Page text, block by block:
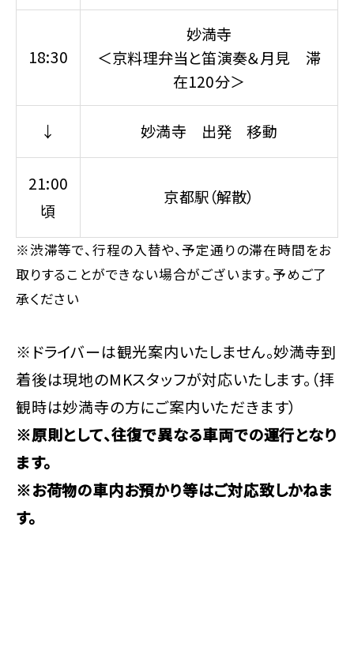
18:30
妙満寺
＜京料理弁当と笛演奏＆月見 滞
在120分＞
↓ 妙満寺 出発 移動
21:00
頃
京都駅（解散）
※渋滞等で、行程の入替や、予定通りの滞在時間をお
取りすることができない場合がございます。予めご了
承ください
※ドライバーは観光案内いたしません。妙満寺到
着後は現地のMKスタッフが対応いたします。（拝
観時は妙満寺の方にご案内いただきます）
※原則として、往復で異なる車両での運行となり
ます。
※お荷物の車内お預かり等はご対応致しかねま
す。